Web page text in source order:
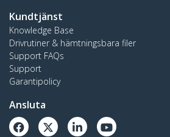
Kundtjänst
Knowledge Base
Drivrutiner & hämtningsbara filer
Support FAQs
Support
Garantipolicy
Ansluta